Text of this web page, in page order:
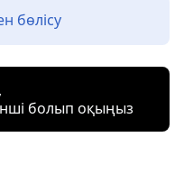
бөлісу
болып оқыңыз